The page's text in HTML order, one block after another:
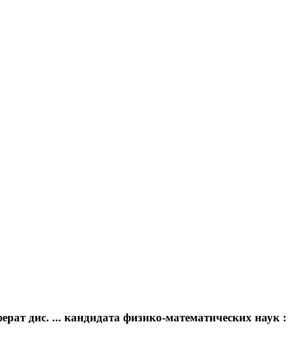
дис. ... кандидата физико-математических наук :